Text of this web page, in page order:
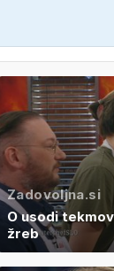
Zadovoljna.si
O usodi
žreb